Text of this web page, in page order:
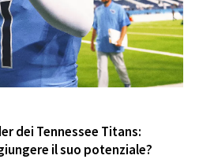
dei Tennessee Titans:
il suo potenziale?